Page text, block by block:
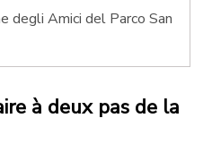
degli Amici del Parco San
à deux pas de la